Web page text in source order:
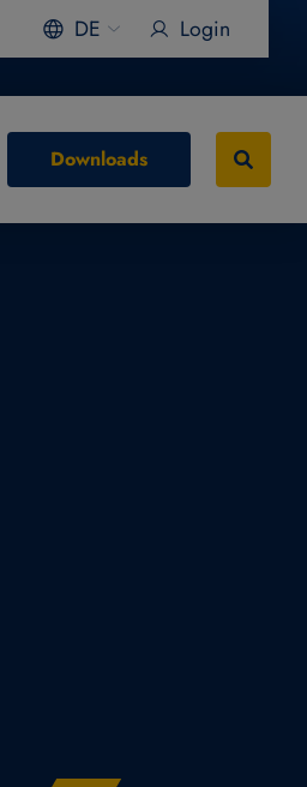
DE Login
Downloads